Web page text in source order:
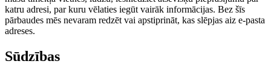
katru adresi, par kuru vēlaties iegūt vairāk informācijas. Bez šīs
pārbaudes mēs nevaram redzēt vai apstiprināt, kas slēpjas aiz e-pasta
adreses.
Sūdzības